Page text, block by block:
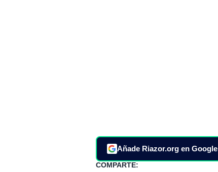
Añade Riazor.org en Google
COMPARTE: